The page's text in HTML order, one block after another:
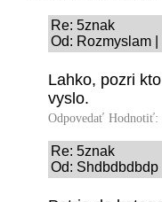
Re: 5znak
Od: Rozmyslam
Lahko, pozri
vyslo.
Odpovedať Hodnotiť:
Re: 5znak
Od: